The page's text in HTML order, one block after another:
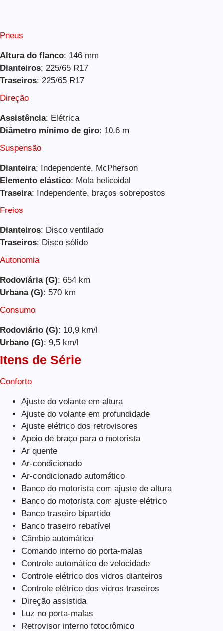
Pneus
Altura do flanco: 146 mm
Dianteiros: 225/65 R17
Traseiros: 225/65 R17
Direção
Assistência: Elétrica
Diâmetro mínimo de giro: 10,6 m
Suspensão
Dianteira: Independente, McPherson
Elemento elástico: Mola helicoidal
Traseira: Independente, braços sobrepostos
Freios
Dianteiros: Disco ventilado
Traseiros: Disco sólido
Autonomia
Rodoviária (G): 654 km
Urbana (G): 570 km
Consumo
Rodoviário (G): 10,9 km/l
Urbano (G): 9,5 km/l
Itens de Série
Conforto
Ajuste do volante em altura
Ajuste do volante em profundidade
Ajuste elétrico dos retrovisores
Apoio de braço para o motorista
Ar quente
Ar-condicionado
Ar-condicionado automático
Banco do motorista com ajuste de altura
Banco do motorista com ajuste elétrico
Banco traseiro bipartido
Banco traseiro rebatível
Câmbio automático
Comando interno do porta-malas
Controle automático de velocidade
Controle elétrico dos vidros dianteiros
Controle elétrico dos vidros traseiros
Direção assistida
Luz no porta-malas
Retrovisor interno fotocrômico